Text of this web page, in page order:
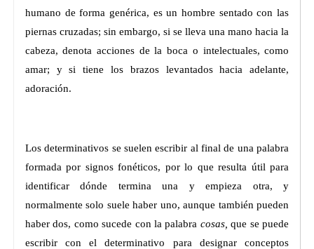
humano de forma genérica, es un hombre sentado con las
piernas cruzadas; sin embargo, si se lleva una mano hacia la
cabeza, denota acciones de la boca o intelectuales, como
amar; y si tiene los brazos levantados hacia adelante,
adoración.
Los determinativos se suelen escribir al final de una palabra
formada por signos fonéticos, por lo que resulta útil para
identificar dónde termina una y empieza otra, y
normalmente solo suele haber uno, aunque también pueden
haber dos, como sucede con la palabra cosas, que se puede
escribir con el determinativo para designar conceptos